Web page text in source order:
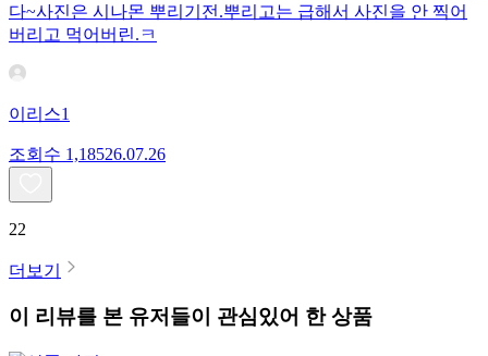
다~사진은 시나몬 뿌리기전.뿌리고는 급해서 사진을 안 찍어
버리고 먹어버린.ㅋ
이리스1
조회수 1,18526.07.26
22
더보기
이 리뷰를 본 유저들이 관심있어 한 상품